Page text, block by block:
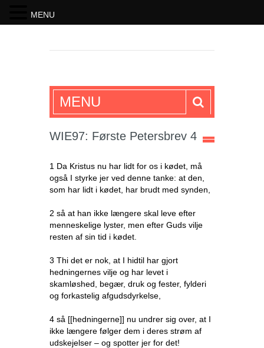
SKRIFTEN
MENU
WIE97: Første Petersbrev 4
1 Da Kristus nu har lidt for os i kødet, må
også I styrke jer ved denne tanke: at den,
som har lidt i kødet, har brudt med synden,
2 så at han ikke længere skal leve efter
menneskelige lyster, men efter Guds vilje
resten af sin tid i kødet.
3 Thi det er nok, at I hidtil har gjort
hedningernes vilje og har levet i
skamløshed, begær, druk og fester, fylderi
og forkastelig afgudsdyrkelse,
4 så [[hedningerne]] nu undrer sig over, at I
ikke længere følger dem i deres strøm af
udskejelser – og spotter jer for det!
MENU